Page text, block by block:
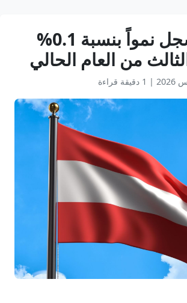
النمسا تسجل نمواً بنسبة 0.1%
من العام الحالي
| 1 دقيقة قراءة